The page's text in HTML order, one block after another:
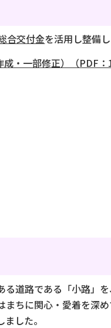
合交付金を活用し整備
・一部修正）（PDF：
道路である「小路」
ちに関心・愛着を深
した。